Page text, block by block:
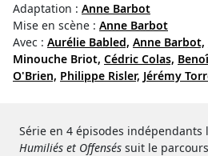
Adaptation : Anne Barbot
Mise en scène : Anne Barbot
Avec : Aurélie Babled, Anne Barbot,
Minouche Briot, Cédric Colas,
O'Brien, Philippe Risler, Jérémy
Série en 4 épisodes indépendants
Humiliés et Offensés suit le